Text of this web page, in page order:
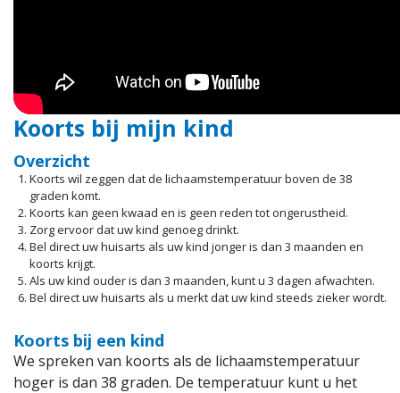
Koorts bij mijn kind
Overzicht
Koorts wil zeggen dat de lichaamstemperatuur boven de 38
graden komt.
Koorts kan geen kwaad en is geen reden tot ongerustheid.
Zorg ervoor dat uw kind genoeg drinkt.
Bel direct uw huisarts als uw kind jonger is dan 3 maanden en
koorts krijgt.
Als uw kind ouder is dan 3 maanden, kunt u 3 dagen afwachten.
Bel direct uw huisarts als u merkt dat uw kind steeds zieker wordt.
Koorts bij een kind
We spreken van koorts als de lichaamstemperatuur
hoger is dan 38 graden. De temperatuur kunt u het